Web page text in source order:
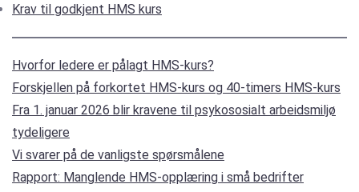
Krav til godkjent HMS kurs
Hvorfor ledere er pålagt HMS-kurs?
Forskjellen på forkortet HMS-kurs og 40-timers HMS-kurs
Fra 1. januar 2026 blir kravene til psykososialt arbeidsmiljø
tydeligere
Vi svarer på de vanligste spørsmålene
Rapport: Manglende HMS-opplæring i små bedrifter